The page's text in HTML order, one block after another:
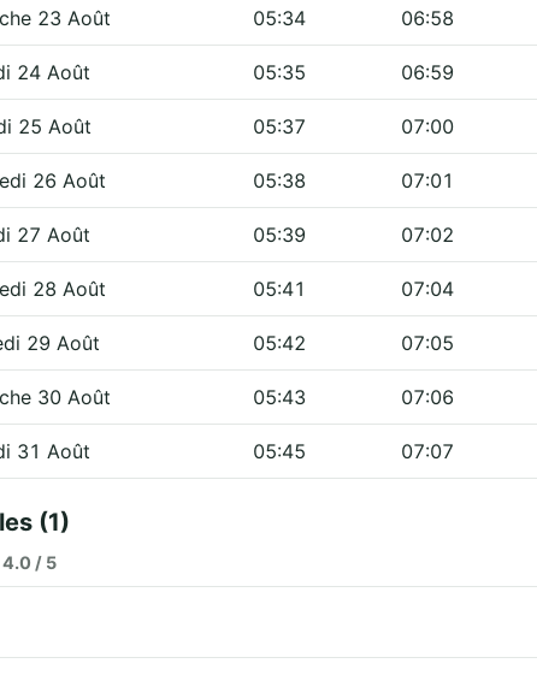
23 Août 05:34 06:58
24 Août 05:35 06:59
25 Août 05:37 07:00
26 Août 05:38 07:01
27 Août 05:39 07:02
28 Août 05:41 07:04
29 Août 05:42 07:05
30 Août 05:43 07:06
31 Août 05:45 07:07
(1)
/ 5